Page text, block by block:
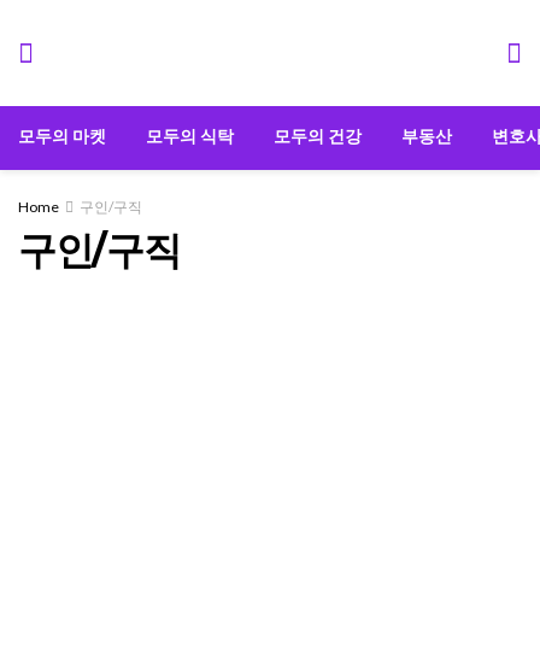
모두의 마켓 모두의 식탁 모두의 건강 부동산 변호
Home 구인/구직
구인/구직